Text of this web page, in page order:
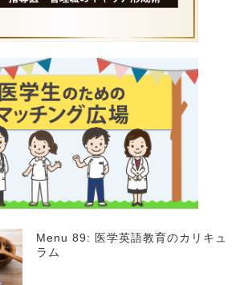
Menu 89: 医学英語教育のカリキュ
ラム